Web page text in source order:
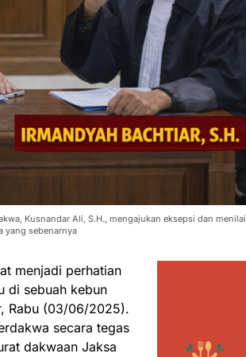
Kusnandar Ali, S.H., mengajukan eksepsi dan menilai
yang sebenarnya
menjadi perhatian
di sebuah kebun
Rabu (03/06/2025).
secara tegas
dakwaan Jaksa